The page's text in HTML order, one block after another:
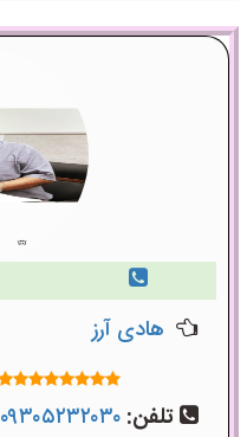
هادی آرز
تلفن: ۰۹۳۰۵۲۳۲۰۳۰